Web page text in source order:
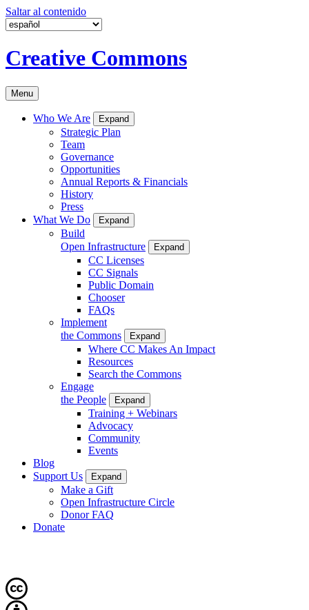
Saltar al contenido
Creative Commons
Menu
Who We Are Expand
Strategic Plan
Team
Governance
Opportunities
Annual Reports & Financials
History
Press
What We Do
Expand
Build
Open Infrastructure
Expand
CC Licenses
CC Signals
Public Domain
Chooser
FAQs
Implement
the Commons
Expand
Where CC Makes An Impact
Resources
Search the Commons
Engage
the People
Expand
Training + Webinars
Advocacy
Community
Events
Blog
Support Us
Expand
Make a Gift
Open Infrastructure Circle
Donor FAQ
Donate